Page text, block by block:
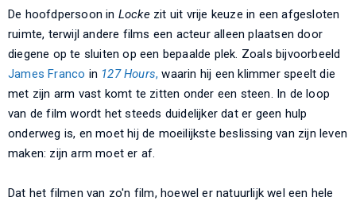
De hoofdpersoon in Locke zit uit vrije keuze in een afgesloten
ruimte, terwijl andere films een acteur alleen plaatsen door
diegene op te sluiten op een bepaalde plek. Zoals bijvoorbeeld
James Franco in 127 Hours, waarin hij een klimmer speelt die
met zijn arm vast komt te zitten onder een steen. In de loop
van de film wordt het steeds duidelijker dat er geen hulp
onderweg is, en moet hij de moeilijkste beslissing van zijn leven
maken: zijn arm moet er af.
Dat het filmen van zo'n film, hoewel er natuurlijk wel een hele